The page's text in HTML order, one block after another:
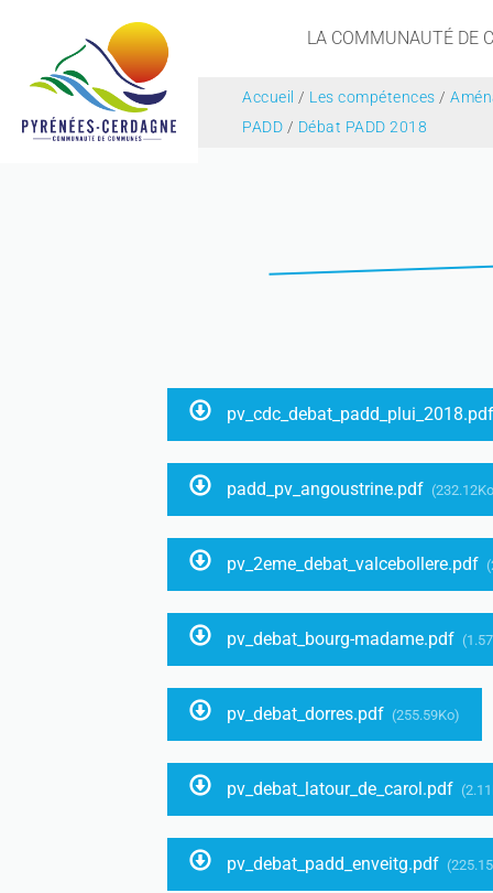
LA COMMUNAUTÉ DE
Accueil / Les compétences /
PADD / Débat PADD 2018
pv_cdc_debat_padd_plui_2018.pdf
padd_pv_angoustrine.pdf
pv_2eme_debat_valcebollere.pdf
pv_debat_bourg-madame.pdf
pv_debat_dorres.pdf (255.59Ko)
pv_debat_latour_de_carol.pdf
pv_debat_padd_enveitg.pdf